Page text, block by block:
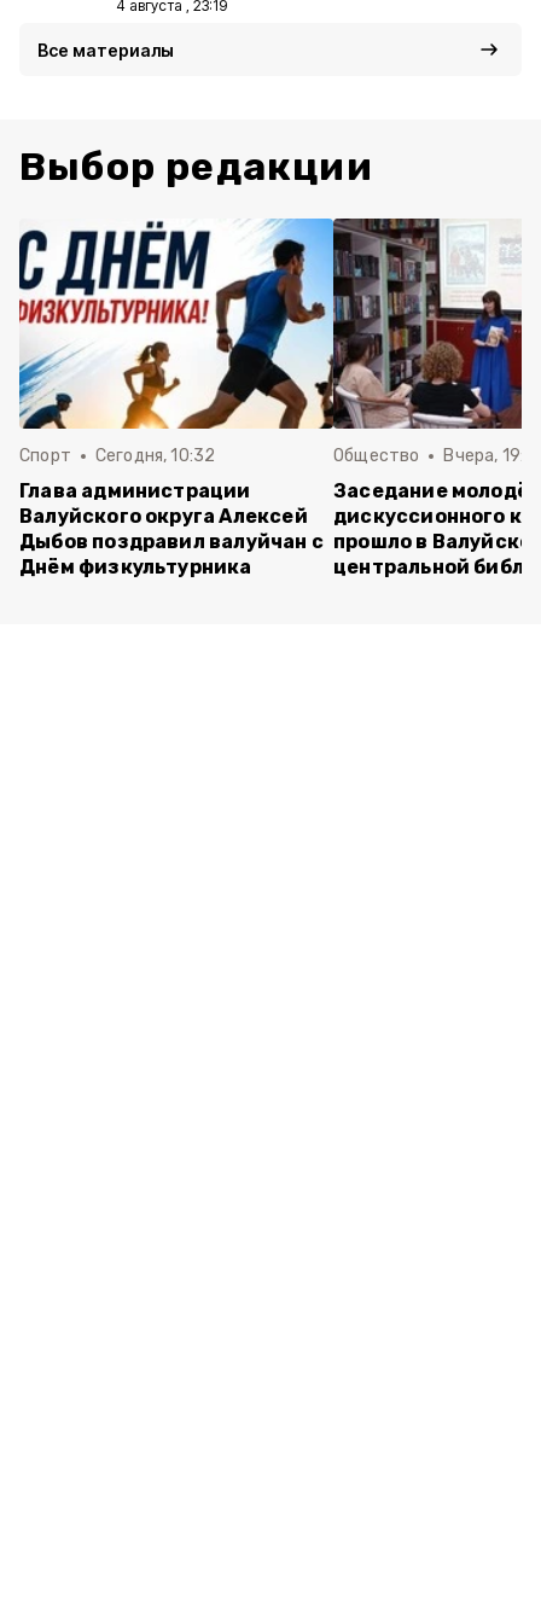
4 августа , 23:19
Все материалы
Выбор редакции
Спорт Сегодня, 10:32
Глава администрации
Валуйского округа Алексей
Дыбов поздравил валуйчан с
Днём физкультурника
Общество Вчера,
Заседание
дискуссионного
прошло в
центральной